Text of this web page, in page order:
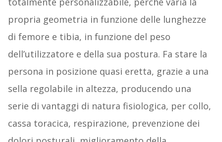
propria geometria in funzione delle lunghezze
di femore e tibia, in funzione del peso
dell’utilizzatore e della sua postura. Fa stare la
persona in posizione quasi eretta, grazie a una
sella regolabile in altezza, producendo una
serie di vantaggi di natura fisiologica, per collo,
cassa toracica, respirazione, prevenzione dei